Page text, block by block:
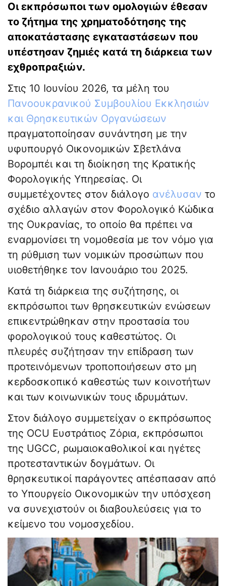
Οι εκπρόσωποι των ομολογιών έθεσαν
το ζήτημα της χρηματοδότησης της
αποκατάστασης εγκαταστάσεων που
υπέστησαν ζημιές κατά τη διάρκεια των
εχθροπραξιών.
Στις 10 Ιουνίου 2026, τα μέλη του
Πανοουκρανικού Συμβουλίου Εκκλησιών
και Θρησκευτικών Οργανώσεων
πραγματοποίησαν συνάντηση με την
υφυπουργό Οικονομικών Σβετλάνα
Βορομπέι και τη διοίκηση της Κρατικής
Φορολογικής Υπηρεσίας. Οι
συμμετέχοντες στον διάλογο ανέλυσαν το
σχέδιο αλλαγών στον Φορολογικό Κώδικα
της Ουκρανίας, το οποίο θα πρέπει να
εναρμονίσει τη νομοθεσία με τον νόμο για
τη ρύθμιση των νομικών προσώπων που
υιοθετήθηκε τον Ιανουάριο του 2025.
Κατά τη διάρκεια της συζήτησης, οι
εκπρόσωποι των θρησκευτικών ενώσεων
επικεντρώθηκαν στην προστασία του
φορολογικού τους καθεστώτος. Οι
πλευρές συζήτησαν την επίδραση των
προτεινόμενων τροποποιήσεων στο μη
κερδοσκοπικό καθεστώς των κοινοτήτων
και των κοινωνικών τους ιδρυμάτων.
Στον διάλογο συμμετείχαν ο εκπρόσωπος
της OCU Ευστράτιος Ζόρια, εκπρόσωποι
της UGCC, ρωμαιοκαθολικοί και ηγέτες
προτεσταντικών δογμάτων. Οι
θρησκευτικοί παράγοντες απέσπασαν από
το Υπουργείο Οικονομικών την υπόσχεση
να συνεχιστούν οι διαβουλεύσεις για το
κείμενο του νομοσχεδίου.